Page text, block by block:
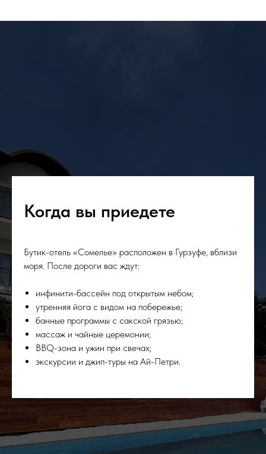
Когда вы приедете
Бутик-отель «Сомелье» расположен в Гурзуфе, вблизи
моря. После дороги вас ждут:
инфинити-бассейн под открытым небом;
утренняя йога с видом на побережье;
банные программы с сакской грязью;
массаж и чайные церемонии;
BBQ-зона и ужин при свечах;
экскурсии и джип-туры на Ай-Петри.